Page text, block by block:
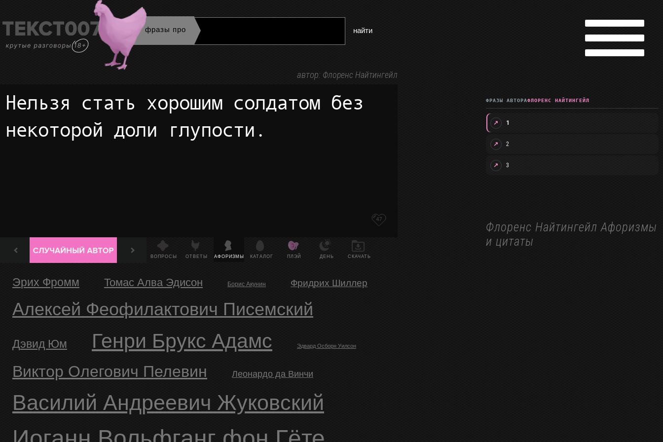
фразы про найти
автор: Флоренс Найтингейл
Нельзя стать хорошим солдатом без
некоторой доли глупости.
47
ВОПРОСЫ ОТВЕТЫ АФОРИЗМЫ КАТАЛОГ ПЛЭЙ ДЕНЬ СКАЧАТЬ
Эрих Фромм Томас Алва Эдисон Борис Акунин Фридрих Шиллер
Алексей Феофилактович Писемский
Дэвид Юм Генри Брукс Адамс Эдвард Осборн Уилсон
Виктор Олегович Пелевин Леонардо да Винчи
Василий Андреевич Жуковский
ФРАЗЫ АВТОРАФЛОРЕНС НАЙТИНГЕЙЛ
↗ 1
↗ 2
↗ 3
Флоренс Найтингейл Афоризмы
и цитаты